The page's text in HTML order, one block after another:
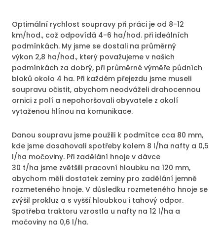
Optimální rychlost soupravy při práci je od 8-12
km/hod., což odpovídá 4-6 ha/hod. při ideálních
podmínkách. My jsme se dostali na průměrný
výkon 2,8 ha/hod., který považujeme v našich
podmínkách za dobrý, při průměrné výměře půdních
bloků okolo 4 ha. Při každém přejezdu jsme museli
soupravu očistit, abychom neodváželi drahocennou
ornici z polí a nepohoršovali obyvatele z okolí
vytaženou hlínou na komunikace.
Danou soupravu jsme použili k podmítce cca 80 mm,
kde jsme dosahovali spotřeby kolem 8 l/ha nafty a 0,5
l/ha močoviny. Při zadělání hnoje v dávce
30 t/ha jsme zvětšili pracovní hloubku na 120 mm,
abychom měli dostatek zeminy pro zadělání jemně
rozmeteného hnoje. V důsledku rozmeteného hnoje se
zvýšil prokluz a s vyšší hloubkou i tahový odpor.
Spotřeba traktoru vzrostla u nafty na 12 l/ha a
močoviny na 0,6 l/ha.